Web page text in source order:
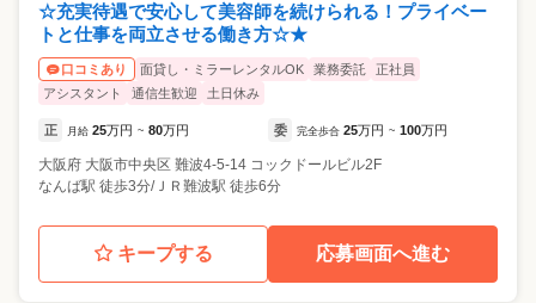
☆充実待遇で安心して美容師を続けられる！プライベー
トと仕事を両立させる働き方☆★
口コミあり 面貸し・ミラーレンタルOK 業務委託
正社員
アシスタント
通信生歓迎 土日休み
正 月給 25万円 ~ 80万円 委 完全歩合 25万円 ~ 100万円
大阪府 大阪市中央区 難波4-5-14 コックドールビル2F
なんば駅 徒歩3分/ＪＲ難波駅 徒歩6分
キープする 応募画面へ進む